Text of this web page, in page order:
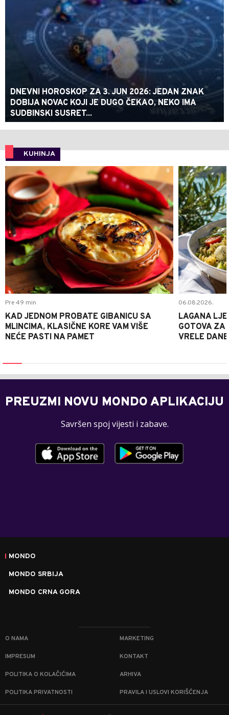
DNEVNI HOROSKOP ZA 3. JUN 2026: JEDAN ZNAK
DOBIJA NOVAC KOJI JE DUGO ČEKAO, NEKO IMA
SUDBINSKI SUSRET...
KUHINJA
0
Pre 49 min
KAD JEDNOM PROBATE GIBANICU SA
MLINCIMA, KLASIČNE KORE VAM VIŠE
NEĆE PASTI NA PAMET
06.08.2026.
LAGANA
GOTOVA ZA
VRELE DANE
PREUZMI NOVU MONDO APLIKACIJU
Savršen spoj vijesti i zabave.
MONDO
MONDO SRBIJA
MONDO CRNA GORA
O NAMA MARKETING
IMPRESUM KONTAKT
POLITIKA O KOLAČIĆIMA ARHIVA
POLITIKA PRIVATNOSTI PRAVILA I USLOVI KORIŠĆENJA